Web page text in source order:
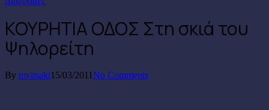
ΚΟΥΡΗΤΙΑ ΟΔΟΣ Στη σκιά του
Ψηλορείτη
By mvitsaki15/03/2011No Comments